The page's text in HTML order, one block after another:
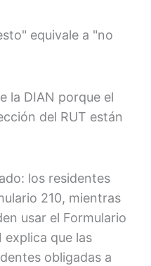
equivale a "no
la DIAN porque el
del RUT están
los residentes
210, mientras
usar el Formulario
explica que las
obligadas a